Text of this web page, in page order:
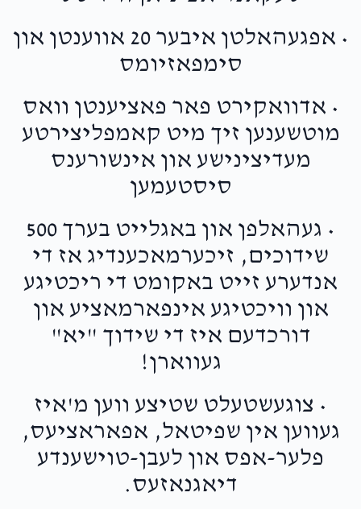
• אפגעהאלטן איבער 20 אווענטן און
סימפאזיומס
• אדוואקירט פאר פאציענטן וואס
מוטשענען זיך מיט קאמפליצירטע
מעדיצינישע און אינשורענס
סיסטעמען
• געהאלפן און באגלייט בערך 500
שידוכים, זיכערמאכענדיג אז די
אנדערע זייט באקומט די ריכטיגע
און וויכטיגע אינפארמאציע און
דורכדעם איז די שידוך "יא"
געווארן!
• צוגעשטעלט שטיצע ווען מ'איז
געווען אין שפיטאל, אפאראציעס,
פלער-אפס און לעבן-טוישענדע
דיאגנאזעס.